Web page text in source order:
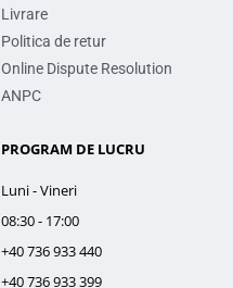
Livrare
Politica de retur
Online Dispute Resolution
ANPC
PROGRAM DE LUCRU
Luni - Vineri
08:30 - 17:00
+40 736 933 440
+40 736 933 399